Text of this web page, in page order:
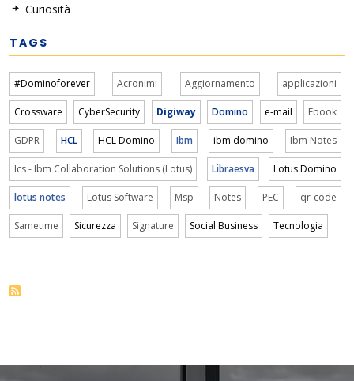
Curiosità
TAGS
#Dominoforever Acronimi Aggiornamento applicazioni
Crossware CyberSecurity Digiway Domino e-mail Ebook
GDPR HCL HCL Domino Ibm ibm domino Ibm Notes
Ics - Ibm Collaboration Solutions (Lotus) Libraesva Lotus Domino
lotus notes Lotus Software Msp Notes PEC qr-code
Sametime Sicurezza Signature Social Business Tecnologia